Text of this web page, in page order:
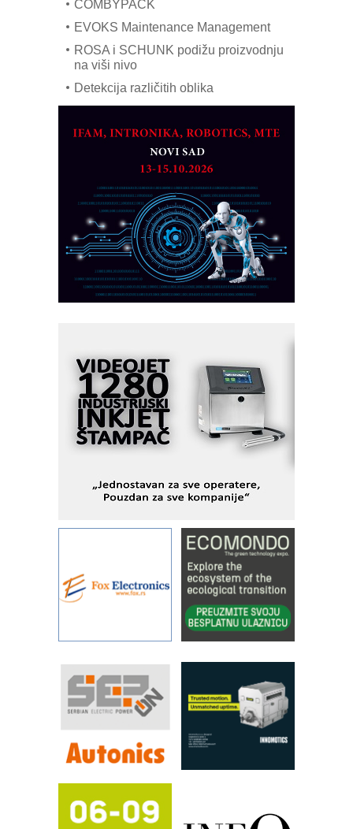
COMBYPACK
EVOKS Maintenance Management
ROSA i SCHUNK podižu proizvodnju
na viši nivo
Detekcija različitih oblika
rešenja
Marcom-plast d.o.o.- vaš pouzdan
CTO - Prilagodite svoju toplinsku
obradu!
Razvoj asortimanskog pravca MINI-
PLC AKYTEC
AUKOM: Svetski standard metrologije
dostupan u Srbiji
MOTOMAN – NEXT-Robotika vođena
industrijsku automatizaciju
pionirskimmobile operator PANEL-OM
Fleksibilno stezanje i brzo
podešavanje u proizvodnji prototipova
KIP KOP – napredna rešenja za
savremene industrijske i logističke
Alba d.o.o. – 35 godina preciznosti u
metrologiji i pametnim dozirnim
IBeRTIM - oprema za ispitivanje
STAUFF – Komponente koje
povećavaju pouzdanost hidrauličkih
sistema
YAMADA pumpe – japanska
pouzdanost u transferu fluida
Filtration Group Industrial – Napredna
rešenja za filtraciju u hidrauličkim i
procesnim sistemima
RILINEX kompanije Rittal
FANUC: Najbolje za vašu pametnu
automatizaciju
Automatizacija pakovanja · Display
(Shelf-Ready) omotnice